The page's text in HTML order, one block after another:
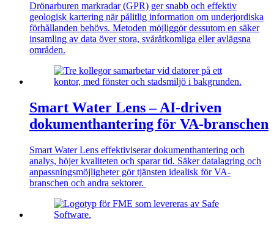
Drönarburen markradar (GPR) ger snabb och effektiv
geologisk kartering när pålitlig information om underjordiska
förhållanden behövs. Metoden möjliggör dessutom en säker
insamling av data över stora, svåråtkomliga eller avlägsna
områden.
Smart Water Lens – AI-driven
dokumenthantering för VA-branschen
Smart WaterLens effektiviserar dokumenthantering och
analys, höjer kvaliteten och sparar tid. Säker datalagring och
anpassningsmöjligheter gör tjänsten idealisk för VA-
branschen och andra sektorer.